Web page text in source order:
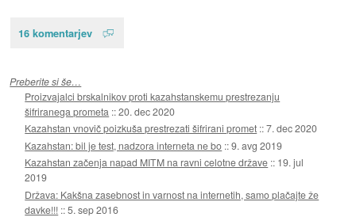
16 komentarjev
Preberite si še…
Proizvajalci brskalnikov proti kazahstanskemu prestrezanju
šifriranega prometa ::20. dec 2020
Kazahstan vnovič poizkuša prestrezati šifrirani promet ::7. dec 2020
Kazahstan: bil je test, nadzora interneta ne bo ::9. avg 2019
Kazahstan začenja napad MITM na ravni celotne države :: 19. jul
2019
Država: Kakšna zasebnost in varnost na internetih, samo plačajte že
davke!!! ::5. sep 2016